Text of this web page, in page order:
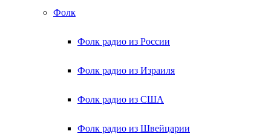
Фолк
Фолк радио из России
Фолк радио из Израиля
Фолк радио из США
Фолк радио из Швейцарии